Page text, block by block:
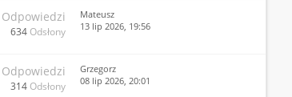
Odpowiedzi
634 Odsłony
Mateusz
13 lip 2026, 19:56
Odpowiedzi
314 Odsłony
Grzegorz
08 lip 2026, 20:01